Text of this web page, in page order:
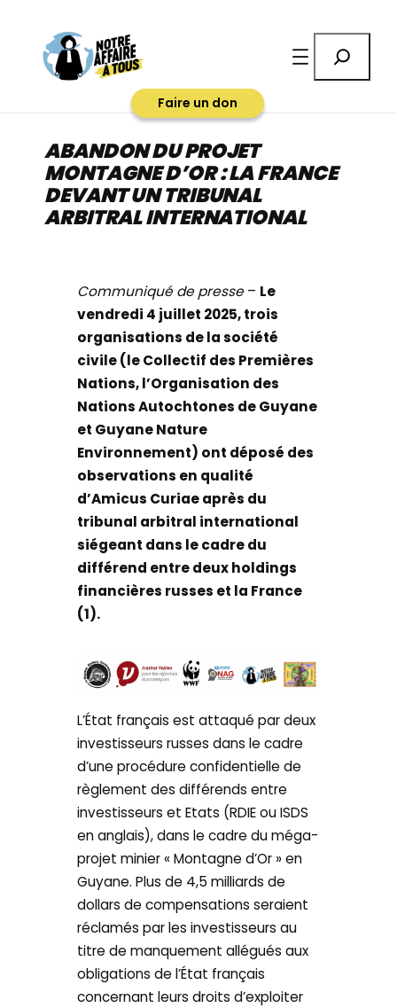
contenu
Faire un don
ABANDON DU PROJET
MONTAGNE D’OR : LA FRANCE
DEVANT UN TRIBUNAL
ARBITRAL INTERNATIONAL
Communiqué de presse– Le
vendredi 4 juillet 2025, trois
organisations de la société
civile (le Collectif des Premières
Nations, l’Organisation des
Nations Autochtones de Guyane
et Guyane Nature
Environnement) ont déposé des
observations en qualité
d’Amicus Curiae après du
tribunal arbitral international
siégeant dans le cadre du
différend entre deux holdings
financières russes et la France
(1).
L’État français est attaqué par deux
investisseurs russes dans le cadre
d’une procédure confidentielle de
règlement des différends entre
investisseurs et Etats (RDIE ou ISDS
en anglais), dans le cadre du méga-
projet minier « Montagne d’Or » en
Guyane. Plus de 4,5 milliards de
dollars de compensations seraient
réclamés par les investisseurs au
titre de manquement allégués aux
obligations de l’État français
concernant leurs droits d’exploiter